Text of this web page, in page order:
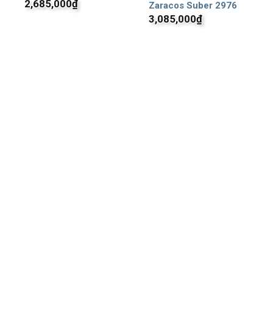
2,685,000₫
Zaracos Suber 2976
3,085,000₫